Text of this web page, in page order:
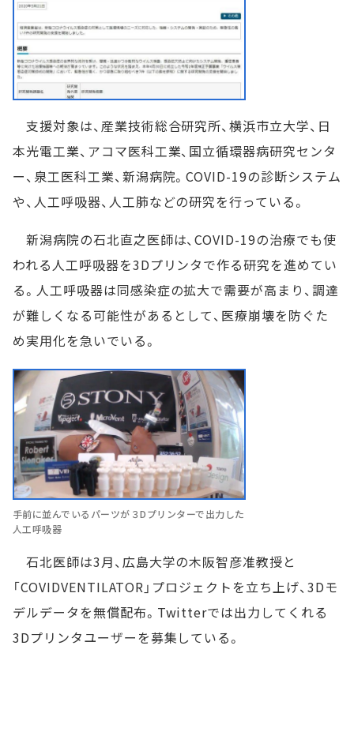
支援対象は、産業技術総合研究所、横浜市立大学、日
本光電工業、アコマ医科工業、国立循環器病研究センタ
ー、泉工医科工業、新潟病院。COVID-19の診断システム
や、人工呼吸器、人工肺などの研究を行っている。
新潟病院の石北直之医師は、COVID-19の治療でも使
われる人工呼吸器を3Dプリンタで作る研究を進めてい
る。人工呼吸器は同感染症の拡大で需要が高まり、調達
が難しくなる可能性があるとして、医療崩壊を防ぐた
め実用化を急いでいる。
手前に並んでいるパーツが３Dプリンターで出力した
人工呼吸器
石北医師は3月、広島大学の木阪智彦准教授と
「COVIDVENTILATOR」プロジェクトを立ち上げ、3Dモ
デルデータを無償配布。Twitterでは出力してくれる
3Dプリンタユーザーを募集している。